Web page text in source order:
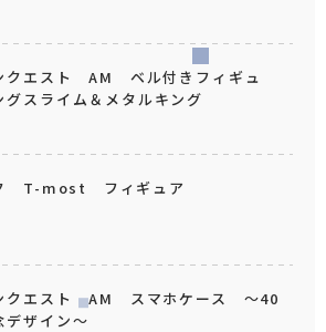
クエスト AM ベル付きフィギュ
スライム＆メタルキング
T-most フィギュア
クエスト AM スマホケース ～40
デザイン～